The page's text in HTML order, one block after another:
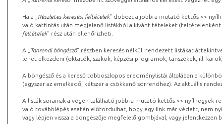
Ha a „ Részletes keresési feltételek” dobozt a jobbra mutató kettős >>
való kattintás után megjelenő listákból a kívánt tételeket (feltételenként
feltételek” rész után ellenőrizheti.
A „ Tanrendi böngésző” részben keresés nélkül, rendezett listákat
lehet elkezdeni (oktatók, szakok, képzési programok, tanszékek, ill.
A böngésző és a kereső többoszlopos eredménylistái általában a
(egyszer az emelkedő, kétszer a csökkenő sorrendhez). Az aktuális
A listák sorainak a végén található jobbra mutató kettős >> nyílhegyek
való továbblépés esetén előfordulhat, hogy egy link már védett, nem
vagy lépjen vissza a böngészője megfelelő gombjával, vagy